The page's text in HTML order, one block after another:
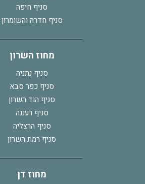
סניף חיפה
סניף חדרה והשומרון
מחוז השרון
סניף נתניה
סניף כפר סבא
סניף הוד השרון
סניף רעננה
סניף הרצליה
סניף רמת השרון
מחוז דן